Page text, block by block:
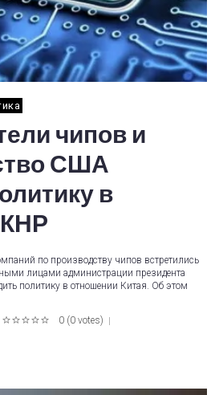
чипов и
США
в
по производству чипов встретились
лицами администрации президента
политику в отношении Китая. Об этом
0 (0 votes)